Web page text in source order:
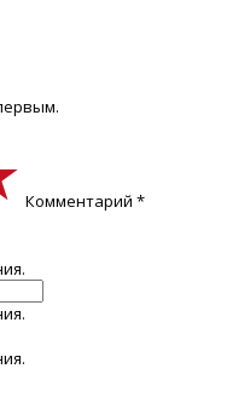
Комментарий *